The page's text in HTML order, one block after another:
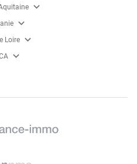
expand_more
expand_more
Loire expand_more
expand_more